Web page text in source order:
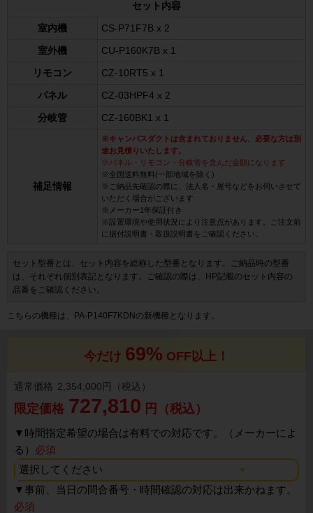
セット内容
室内機 CS-P71F7B x 2
室外機 CU-P160K7B x 1
リモコン CZ-10RT5 x 1
パネル CZ-03HPF4 x 2
分岐管 CZ-160BK1 x 1
補足情報
※キャンバスダクトは含まれておりません、必要な方は別
途お見積りいたします。
※パネル・リモコン・分岐管を含んだ金額になります
※全国送料無料(一部地域を除く)
※ご納品先確認の際に、法人名・屋号などをお伺いさせて
いただく場合がございます
※メーカー1年保証付き
※設置環境や使用状況により注意点があります。ご注文前
に据付説明書・取扱説明書をご確認ください。
セット型番とは、セット内容を総称した型番となります。ご納品時の型番
は、それぞれ個別表記となります。ご確認の際は、HP記載のセット内容の
品番をご確認ください。
こちらの機種は、PA-P140F7KDNの新機種となります。
今だけ 69% OFF以上！
通常価格 2,354,000円（税込）
限定価格 727,810 円（税込）
▼ 時間指定希望の場合は有料での対応です。（メーカーによ
る） 必須
▼事前、当日の問合番号・時間確認の対応は出来かねます。
必須